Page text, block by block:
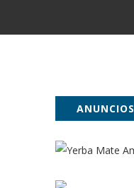
ANUNCIOS